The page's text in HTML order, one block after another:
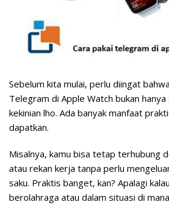
Sebelum kita mulai, perlu diingat
Telegram di Apple Watch bukan
kekinian lho. Ada banyak manfaat
dapatkan.
Misalnya, kamu bisa tetap terhubung
atau rekan kerja tanpa perlu
saku. Praktis banget, kan? Apalagi
berolahraga atau dalam situasi di